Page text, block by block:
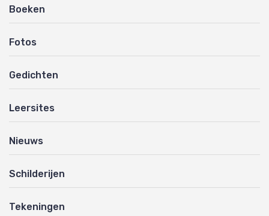
Boeken
Fotos
Gedichten
Leersites
Nieuws
Schilderijen
Tekeningen